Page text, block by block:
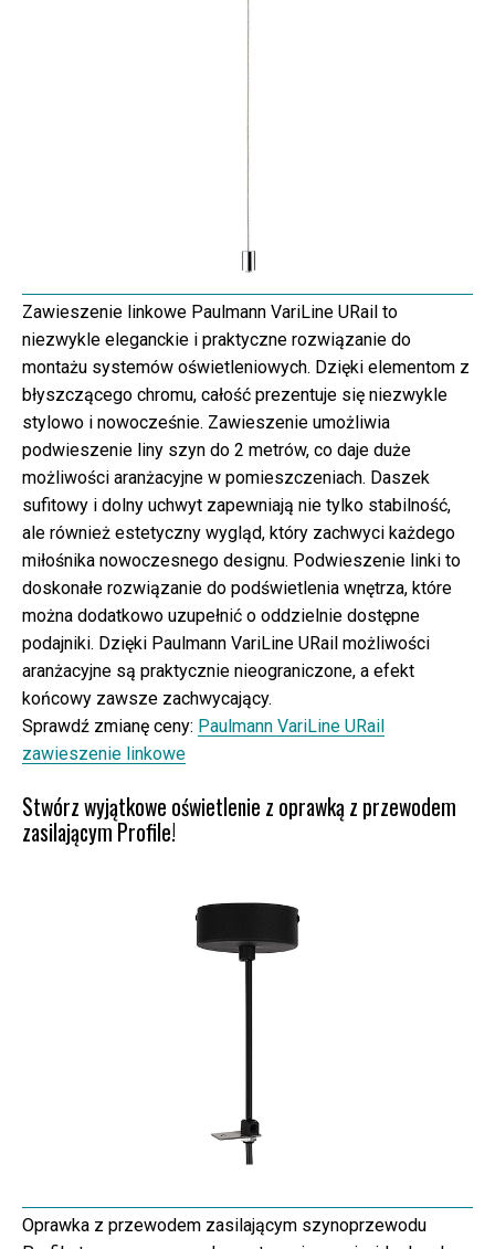
Zawieszenie linkowe Paulmann VariLine URail to
niezwykle eleganckie i praktyczne rozwiązanie do
montażu systemów oświetleniowych. Dzięki elementom z
błyszczącego chromu, całość prezentuje się niezwykle
stylowo i nowocześnie. Zawieszenie umożliwia
podwieszenie liny szyn do 2 metrów, co daje duże
możliwości aranżacyjne w pomieszczeniach. Daszek
sufitowy i dolny uchwyt zapewniają nie tylko stabilność,
ale również estetyczny wygląd, który zachwyci każdego
miłośnika nowoczesnego designu. Podwieszenie linki to
doskonałe rozwiązanie do podświetlenia wnętrza, które
można dodatkowo uzupełnić o oddzielnie dostępne
podajniki. Dzięki Paulmann VariLine URail możliwości
aranżacyjne są praktycznie nieograniczone, a efekt
końcowy zawsze zachwycający.
Sprawdź zmianę ceny: Paulmann VariLine URail
zawieszenie linkowe
Stwórz wyjątkowe oświetlenie z oprawką z przewodem
zasilającym Profile!
Oprawka z przewodem zasilającym szynoprzewodu